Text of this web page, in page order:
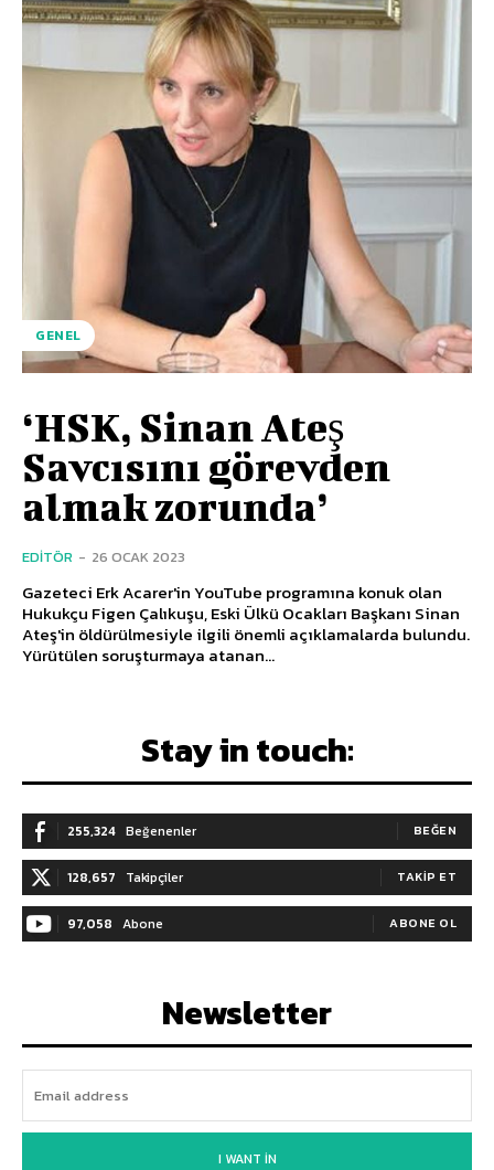
GENEL
‘HSK, Sinan Ateş
Savcısını görevden
almak zorunda’
EDITÖR - 26 OCAK 2023
Gazeteci Erk Acarer'in YouTube programına konuk olan
Hukukçu Figen Çalıkuşu, Eski Ülkü Ocakları Başkanı Sinan
Ateş'in öldürülmesiyle ilgili önemli açıklamalarda bulundu.
Yürütülen soruşturmaya atanan...
Stay in touch:
255,324 Beğenenler BEĞEN
128,657 Takipçiler TAKIP ET
97,058 Abone ABONE OL
Newsletter
I WANT IN